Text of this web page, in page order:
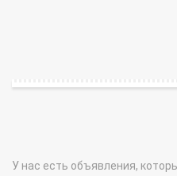
У нас есть объявления,